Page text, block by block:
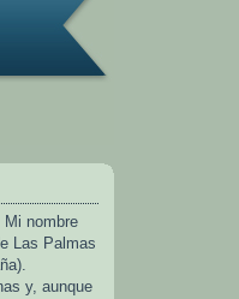
Mi nombre
Las Palmas
y, aunque